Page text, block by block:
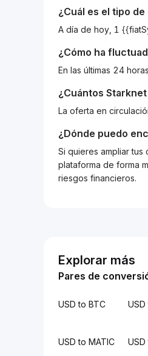
¿Cuál es el tipo
A día de hoy, 1
¿Cómo ha
En las últimas 24
¿Cuántos Starknet
La oferta en
¿Dónde puedo
Si quieres ampliar
plataforma de forma
riesgos financieros.
Explorar más
Pares de
USD to BTC USD
USD to MATIC USD